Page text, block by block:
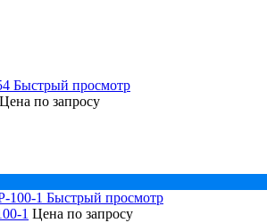
Быстрый просмотр
Цена по запросу
Быстрый просмотр
1 Цена по запросу